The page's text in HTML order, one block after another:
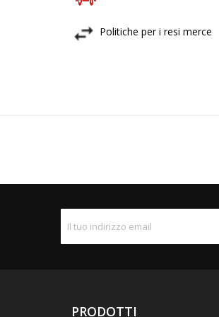
Politiche per i resi merce
PRODOTTI